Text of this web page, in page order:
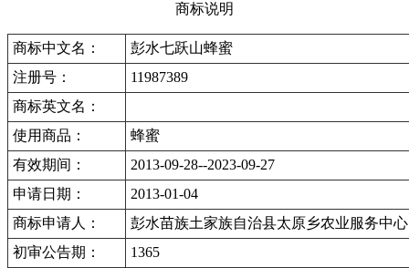
商标说明
商标中文名：
彭水七跃山蜂蜜
注册号：
11987389
商标英文名：
使用商品：
蜂蜜
有效期间：
2013-09-28--2023-09-27
申请日期：
2013-01-04
商标申请人：
彭水苗族土家族自治县太原乡农业服务中心
初审公告期：
1365